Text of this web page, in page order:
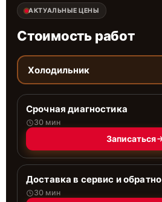
АКТУАЛЬНЫЕ ЦЕНЫ
Стоимость работ
Холодильник
Срочная диагностика
30 мин
Записаться
Доставка в сервис и обратно
30 мин